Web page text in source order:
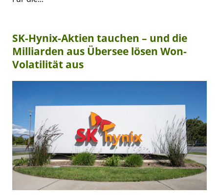
SK-Hynix-Aktien tauchen – und die
Milliarden aus Übersee lösen Won-
Volatilität aus